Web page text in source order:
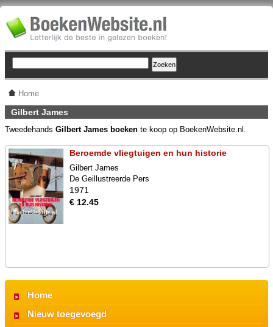
Home
Gilbert James
Tweedehands Gilbert James boeken te koop op BoekenWebsite.nl.
Beroemde vliegtuigen en hun historie
Gilbert James
De Geillustreerde Pers
1971
€ 12.45
Home
Nieuw toegevoegd